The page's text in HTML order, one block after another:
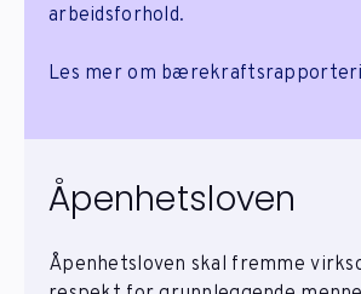
arbeidsforhold.
Les mer om
Åpenhetsloven
Åpenhetsloven skal fremme